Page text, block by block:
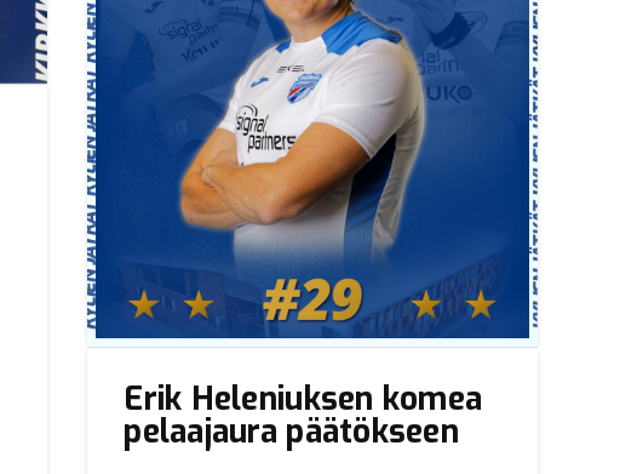
Erik Heleniuksen komea
pelaajaura päätökseen